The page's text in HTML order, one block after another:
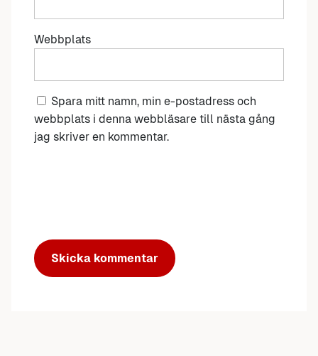
Webbplats
Spara mitt namn, min e-postadress och
webbplats i denna webbläsare till nästa gång
jag skriver en kommentar.